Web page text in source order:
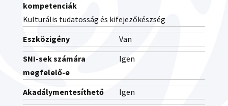
kompetenciák
Kulturális tudatosság és kifejezőkészség
Eszközigény
Van
SNI-sek számára
megfelelő-e
Igen
Akadálymentesíthető
Igen